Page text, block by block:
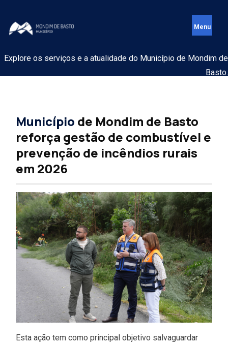
Explore os serviços e a atualidade do Município de Mondim de
Basto.
Município de Mondim de Basto
reforça gestão de combustível e
prevenção de incêndios rurais
em 2026
Esta ação tem como principal objetivo salvaguardar